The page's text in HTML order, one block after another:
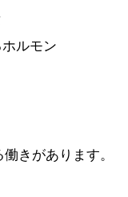
ルモン
きがあります。